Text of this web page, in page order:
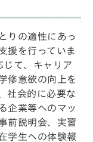
りの適性にあっ
援を行っていま
じて、キャリア
修意欲の向上を
社会的に必要な
企業等へのマッ
前説明会、実習
学生への体験報